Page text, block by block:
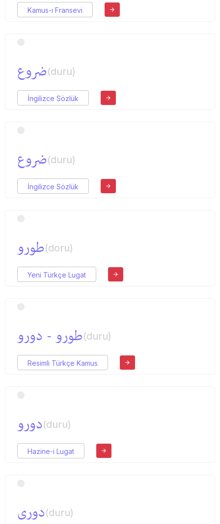
Kamus-ı Fransevi
ضروع(duru)
İngilizce Sözlük
ضروع(duru)
İngilizce Sözlük
طورو(doru)
Yeni Türkçe Lugat
طورو - دورو(duru)
Resimli Türkçe Kamus
دورو(duru)
Hazine-i Lugat
دوری(duru)